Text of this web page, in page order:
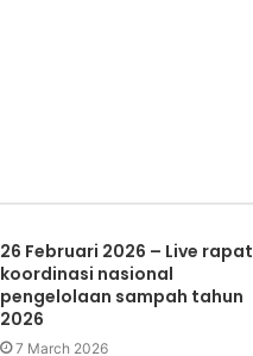
26 Februari 2026 – Live rapat
koordinasi nasional
pengelolaan sampah tahun
2026
7 March 2026